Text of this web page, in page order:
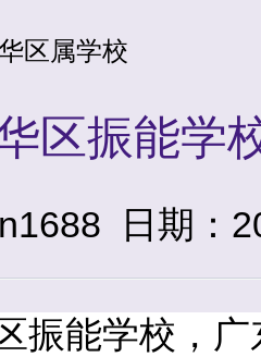
区属学校
区振能学
日期：
振能学校，